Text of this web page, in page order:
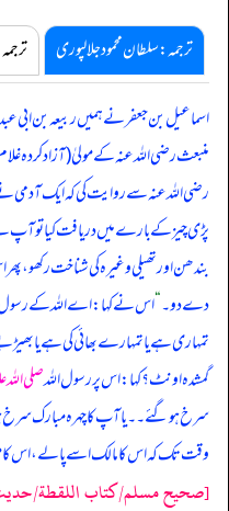
ترجمہ:سلطان محمود جلالپوری
اسماعیل بن جعفر نے ہمیں ربیعہ بن ابی
منبعث رضی اللہ عنہ کے مولیٰ (آزاد کردہ
رضی اللہ عنہ سے روایت کی کہ ایک آدمی
پڑی چیز کے بارے میں دریافت کیا تو آپ
بندھن اور تھیلی وغیرہ کی شناخت رکھو،
دے دو۔“اس نے کہا: اے اللہ کے
تمہاری ہے یا تمہارے بھائی کی ہے یا
گمشدہ اونٹ؟ کہا: اس پر رسول اللہصلی
سرخ ہو گئے۔۔ یا آپ کا چہرہ مبارک سرخ ہو
وقت تک کہ اس کا مالک اسے پا لے، اس
[صحيح مسلم/كتاب اللقطة/حدیث: